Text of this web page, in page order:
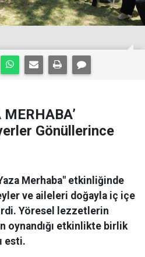
MERHABA’
Gönüllerince
Merhaba" etkinliğinde
ve aileleri doğayla iç içe
Yöresel lezzetlerin
oynandığı etkinlikte birlik
esti.